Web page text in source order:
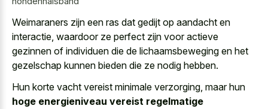
Weimaraners zijn een ras dat gedijt op aandacht en
interactie, waardoor ze perfect zijn voor actieve
gezinnen of individuen die de lichaamsbeweging en het
gezelschap kunnen bieden die ze nodig hebben.
Hun korte vacht vereist minimale verzorging, maar hun
hoge energieniveau vereist regelmatige